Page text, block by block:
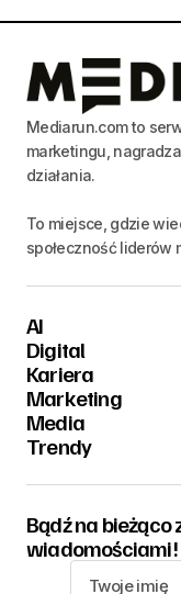
Mediarun.com to
marketingu,
działania.
To miejsce, gdzie
społeczność
AI
Digital
Kariera
Marketing
Media
Trendy
Bądź na
wiadomościami!